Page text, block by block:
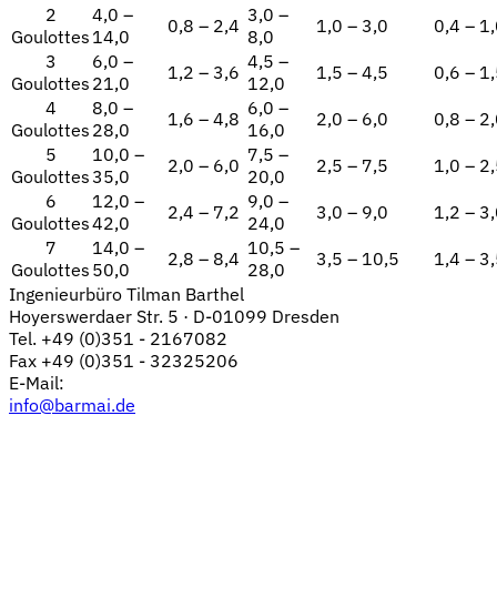
2
Goulottes
4,0 –
14,0
0,8 – 2,4 3,0 –
8,0
1,0 – 3,0
0,4 –
3
Goulottes
6,0 –
21,0
1,2 – 3,6 4,5 –
12,0
1,5 – 4,5
0,6 –
4
Goulottes
8,0 –
28,0
1,6 – 4,8 6,0 –
16,0
2,0 – 6,0
0,8 –
5
Goulottes
10,0 –
35,0
2,0 – 6,0 7,5 –
20,0
2,5 – 7,5
1,0 –
6
Goulottes
12,0 –
42,0
2,4 – 7,2 9,0 –
24,0
3,0 – 9,0
1,2 –
7
Goulottes
14,0 –
50,0
2,8 – 8,4 10,5 –
28,0
3,5 – 10,5
1,4 –
Ingenieurbüro Tilman Barthel
Hoyerswerdaer Str. 5 · D-01099 Dresden
Tel. +49 (0)351 - 2167082
Fax +49 (0)351 - 32325206
E-Mail:
info@barmai.de